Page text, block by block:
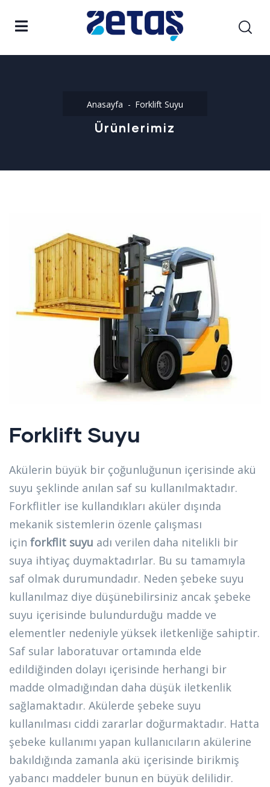
Anasayfa Forklift Suyu
Ürünlerimiz
Forklift Suyu
Akülerin büyük bir çoğunluğunun içerisinde akü
suyu şeklinde anılan saf su kullanılmaktadır.
Forkflitler ise kullandıkları aküler dışında
mekanik sistemlerin özenle çalışması
için forkflit suyu adı verilen daha nitelikli bir
suya ihtiyaç duymaktadırlar. Bu su tamamıyla
saf olmak durumundadır. Neden şebeke suyu
kullanılmaz diye düşünebilirsiniz ancak şebeke
suyu içerisinde bulundurduğu madde ve
elementler nedeniyle yüksek iletkenliğe sahiptir.
Saf sular laboratuvar ortamında elde
edildiğinden dolayı içerisinde herhangi bir
madde olmadığından daha düşük iletkenlik
sağlamaktadır. Akülerde şebeke suyu
kullanılması ciddi zararlar doğurmaktadır. Hatta
şebeke kullanımı yapan kullanıcıların akülerine
bakıldığında zamanla akü içerisinde birikmiş
yabancı maddeler bunun en büyük delilidir.